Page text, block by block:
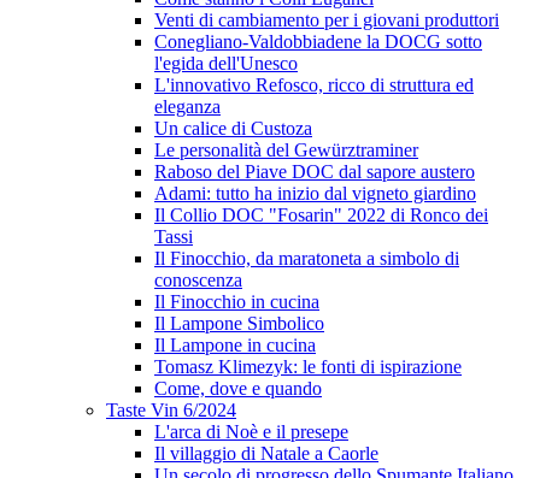
Venti di cambiamento per i giovani produttori
Conegliano-Valdobbiadene la DOCG sotto
l'egida dell'Unesco
L'innovativo Refosco, ricco di struttura ed
eleganza
Un calice di Custoza
Le personalità del Gewürztraminer
Raboso del Piave DOC dal sapore austero
Adami: tutto ha inizio dal vigneto giardino
Il Collio DOC "Fosarin" 2022 di Ronco dei
Tassi
Il Finocchio, da maratoneta a simbolo di
conoscenza
Il Finocchio in cucina
Il Lampone Simbolico
Il Lampone in cucina
Tomasz Klimezyk: le fonti di ispirazione
Come, dove e quando
Taste Vin 6/2024
L'arca di Noè e il presepe
Il villaggio di Natale a Caorle